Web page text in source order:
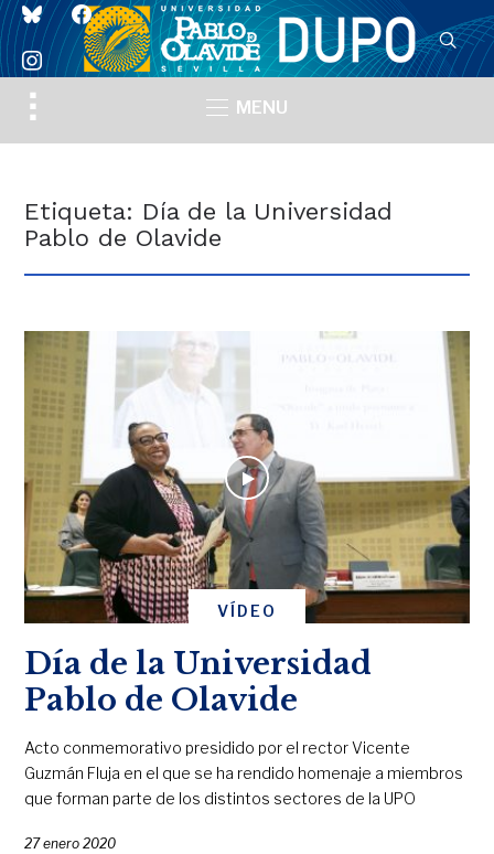
blueskyfacebook
instagram
Toggle
sidebar
MENU
Etiqueta: Día de la Universidad
Pablo de Olavide
VÍDEO
Día de la Universidad
Pablo de Olavide
Acto conmemorativo presidido por el rector Vicente
Guzmán Fluja en el que se ha rendido homenaje a miembros
que forman parte de los distintos sectores de la UPO
27 enero 2020